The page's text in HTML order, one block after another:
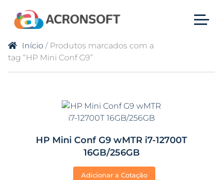
Início / Produtos marcados com a
tag “HP Mini Conf G9”
HP Mini Conf G9 wMTR i7-12700T
16GB/256GB
Adicionar a Cotação